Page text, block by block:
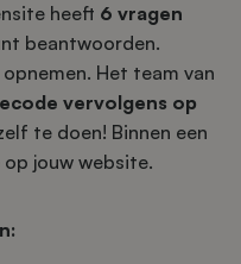
heeft 6 vragen
beantwoorden.
Het team van
vervolgens op
te doen! Binnen een
jouw website.